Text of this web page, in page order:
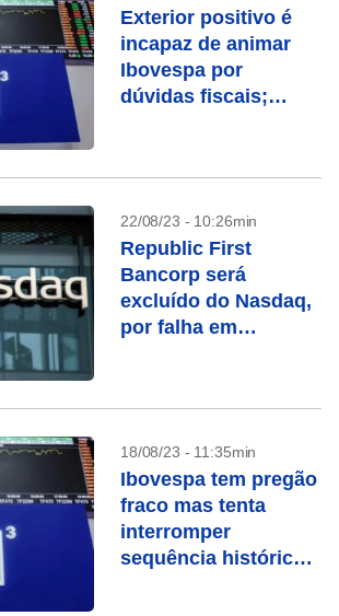
Exterior positivo é
incapaz de animar
Ibovespa por
dúvidas fiscais;
22/08/23 - 10:26min
Republic First
Bancorp será
excluído do Nasdaq,
por falha em
18/08/23 - 11:35min
Ibovespa tem pregão
fraco mas tenta
interromper
sequência histórica